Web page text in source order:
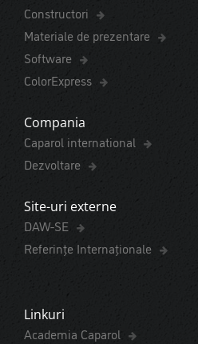
Constructori
Materiale de prezentare
Software
ColorExpress
Compania
Caparol international
Dezvoltare
Site-uri externe
DAW-SE
Referințe Internaționale
Linkuri
Academia Caparol